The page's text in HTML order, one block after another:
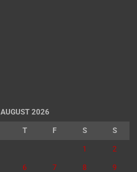
AUGUST 2026
T F S S
1 2
6 7 8 9